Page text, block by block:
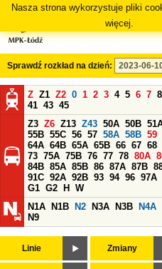
Nasza strona wykorzystuje pliki
więcej.
Sprawdź rozkład na dzień:
Z Z1 Z2 0 1 2 3 4 5 6 7 8
41 43 45
Z3 Z6 Z13 Z43 50A 50B
55B 55C 56 57 58A 58B 59
64A 64B 65A 65B 66 67 68
73 75A 75B 76 77 78 80A
84B 85A 85B 86 87A 87B
91C 92A 92B 93 94 96 97A
G1 G2 H
W
N1A
N1B N2 N3A N3B N4A
N9
Linie Zmiany